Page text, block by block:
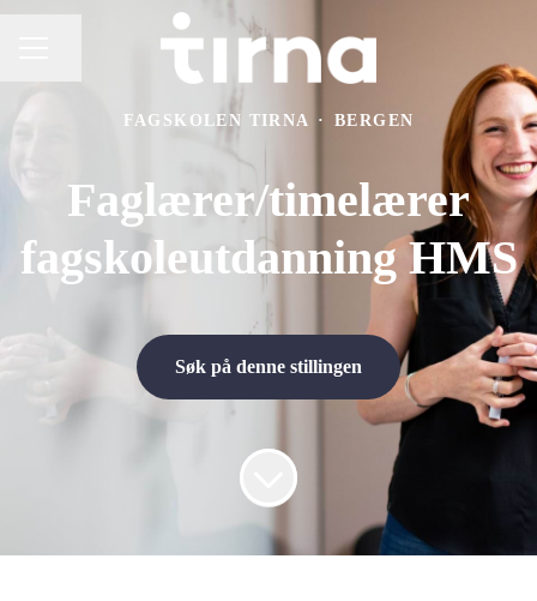
FAGSKOLEN TIRNA · BERGEN
Faglærer/timelærer
fagskoleutdanning HMS
Søk på denne stillingen